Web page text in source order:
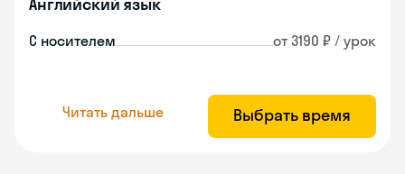
С носителем от 3190 ₽ / урок
Читать дальше Выбрать время